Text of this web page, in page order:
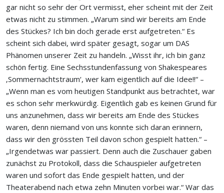
gar nicht so sehr der Ort vermisst, eher scheint mit der Zeit
etwas nicht zu stimmen. „Warum sind wir bereits am Ende
des Stückes? Ich bin doch gerade erst aufgetreten.“ Es
scheint sich dabei, wird später gesagt, sogar um DAS
Phänomen unserer Zeit zu handeln. „Wisst ihr, ich bin ganz
schön fertig. Eine Sechsstundenfassung von Shakespeares
‚Sommernachtstraum‘, wer kam eigentlich auf die Idee!!“ –
„Wenn man es vom heutigen Standpunkt aus betrachtet, war
es schon sehr merkwürdig. Eigentlich gab es keinen Grund für
uns anzunehmen, dass wir bereits am Ende des Stückes
waren, denn niemand von uns konnte sich daran erinnern,
dass wir den grössten Teil davon schon gespielt hatten.“ –
„Irgendetwas war passiert. Denn auch die Zuschauer gaben
zunächst zu Protokoll, dass die Schauspieler aufgetreten
waren und sofort das Ende gespielt hatten, und der
Theaterabend nach etwa zehn Minuten vorbei war.“ War das